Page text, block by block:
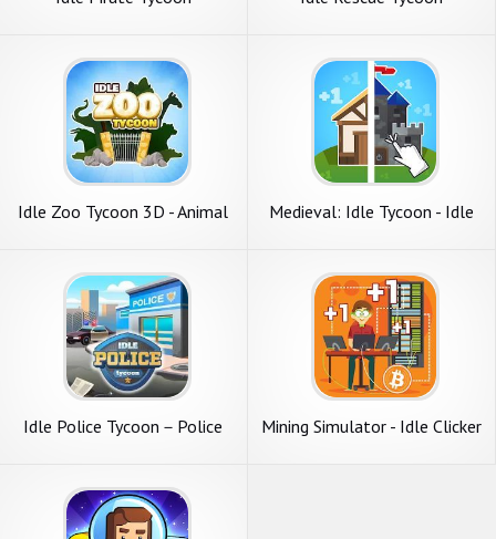
Idle Zoo Tycoon 3D - Animal
Medieval: Idle Tycoon - Idle
Idle Police Tycoon－Police
Mining Simulator - Idle Clicker